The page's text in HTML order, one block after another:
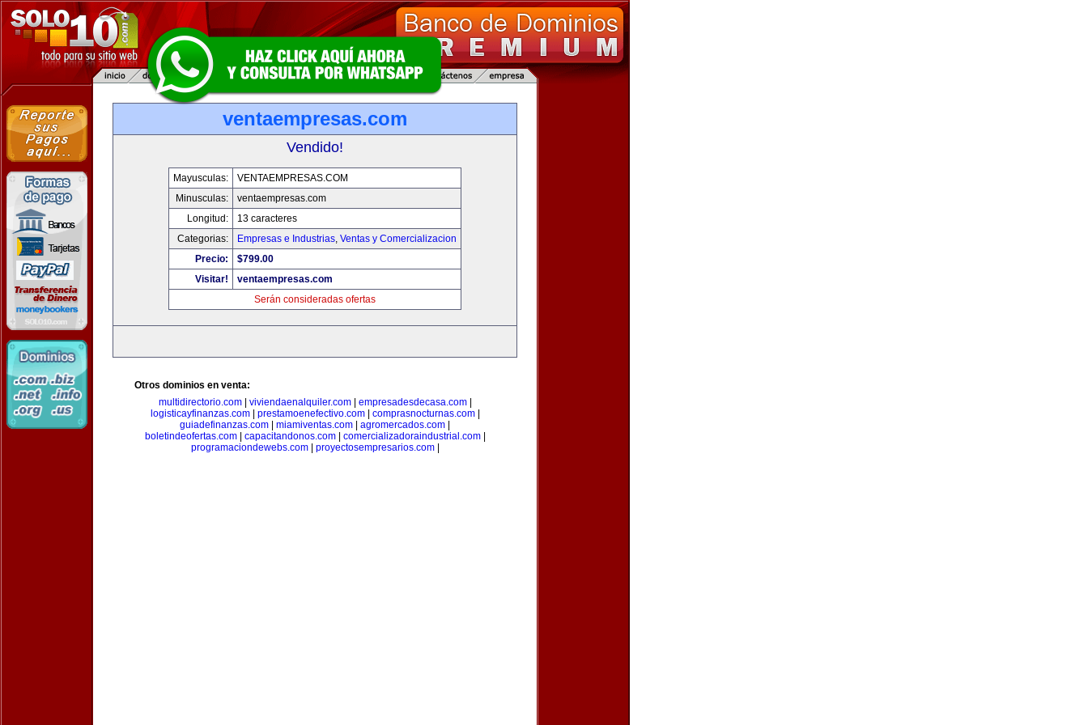
ventaempresas.com
Vendido!
Mayusculas:
VENTAEMPRESAS.COM
Minusculas:
ventaempresas.com
Longitud:
13 caracteres
Categorias:
Empresas e Industrias, Ventas y Comercializacion
Precio:
$799.00
Visitar!
ventaempresas.com
Serán consideradas ofertas
Otros dominios en venta:
multidirectorio.com| viviendaenalquiler.com| empresadesdecasa.com|
logisticayfinanzas.com| prestamoenefectivo.com| comprasnocturnas.com|
guiadefinanzas.com
miamiventas.com agromercados.com
boletindeofertas.com| capacitandonos.com| comercializadoraindustrial.com|
programaciondewebs.com| proyectosempresarios.com|